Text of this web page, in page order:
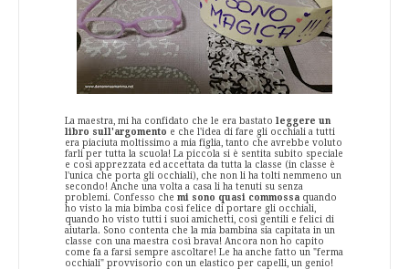
La maestra, mi ha confidato che le era bastato leggere un
libro sull'argomento e che l'idea di fare gli occhiali a tutti
era piaciuta moltissimo a mia figlia, tanto che avrebbe voluto
farli per tutta la scuola! La piccola si è sentita subito speciale
e così apprezzata ed accettata da tutta la classe (in classe è
l'unica che porta gli occhiali), che non li ha tolti nemmeno un
secondo! Anche una volta a casa li ha tenuti su senza
problemi. Confesso che mi sono quasi commossa quando
ho visto la mia bimba così felice di portare gli occhiali,
quando ho visto tutti i suoi amichetti, così gentili e felici di
aiutarla. Sono contenta che la mia bambina sia capitata in un
classe con una maestra così brava! Ancora non ho capito
come fa a farsi sempre ascoltare! Le ha anche fatto un "ferma
occhiali" provvisorio con un elastico per capelli, un genio!